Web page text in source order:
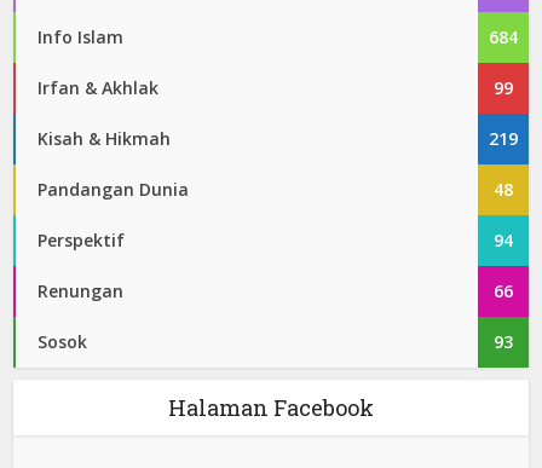
Info Islam 684
Irfan & Akhlak 99
Kisah & Hikmah 219
Pandangan Dunia 48
Perspektif 94
Renungan 66
Sosok 93
Halaman Facebook